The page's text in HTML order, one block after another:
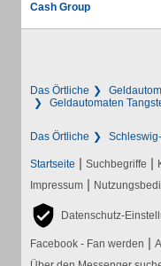
Cash Group
Das Örtliche
Geldautomaten
Das Örtliche
Startseite | Suchbegriffe |
Impressum |
Datenschutz-
Facebook - Fan werden |